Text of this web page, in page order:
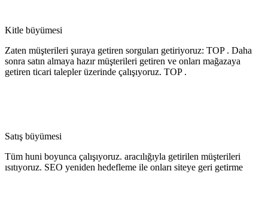
Kitle büyümesi
Zaten müşterileri şuraya getiren sorguları getiriyoruz: TOP . Daha
sonra satın almaya hazır müşterileri getiren ve onları mağazaya
getiren ticari talepler üzerinde çalışıyoruz. TOP .
Satış büyümesi
Tüm huni boyunca çalışıyoruz. aracılığıyla getirilen müşterileri
ısıtıyoruz. SEO yeniden hedefleme ile onları siteye geri getirme